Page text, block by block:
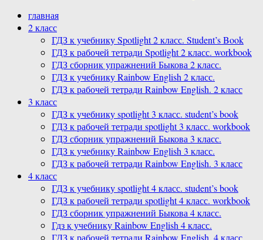
главная
2 класс
ГДЗ к учебнику Spotlight 2 класс. Student’s Book
ГДЗ к рабочей тетради Spotlight 2 класс. workbook
ГДЗ сборник упражнений Быкова 2 класс.
ГДЗ к учебнику Rainbow English 2 класс.
ГДЗ к рабочей тетради Rainbow English. 2 класс
3 класс
ГДЗ к учебнику spotlight 3 класс. student’s book
ГДЗ к рабочей тетради spotlight 3 класс. workbook
ГДЗ сборник упражнений Быкова 3 класс.
ГДЗ к учебнику Rainbow English 3 класс.
ГДЗ к рабочей тетради Rainbow English. 3 класс
4 класс
ГДЗ к учебнику spotlight 4 класс. student’s book
ГДЗ к рабочей тетради spotlight 4 класс. workbook
ГДЗ сборник упражнений Быкова 4 класс.
Гдз к учебнику Rainbow English 4 класс.
ГДЗ к рабочей тетради Rainbow English. 4 класс